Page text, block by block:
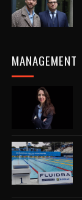
MANAGEMENT